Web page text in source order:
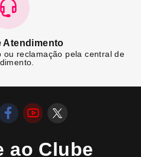
Atendimento
ou reclamação pela central de
ao Clube